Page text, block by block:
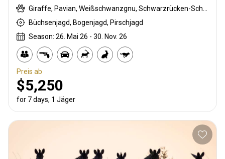
Büchsenjagd, Bogenjagd, Pirschjagd
Season: 26. Mai 26 - 30. Nov. 26
Preis ab
$5,250
for 7 days, 1 Jäger